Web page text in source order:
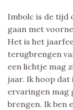
Imbolc is de tijd
gaan met
Het is het
terugbrengen
een lichtje mag
jaar. Ik hoop dat
ervaringen mag
brengen. Ik ben